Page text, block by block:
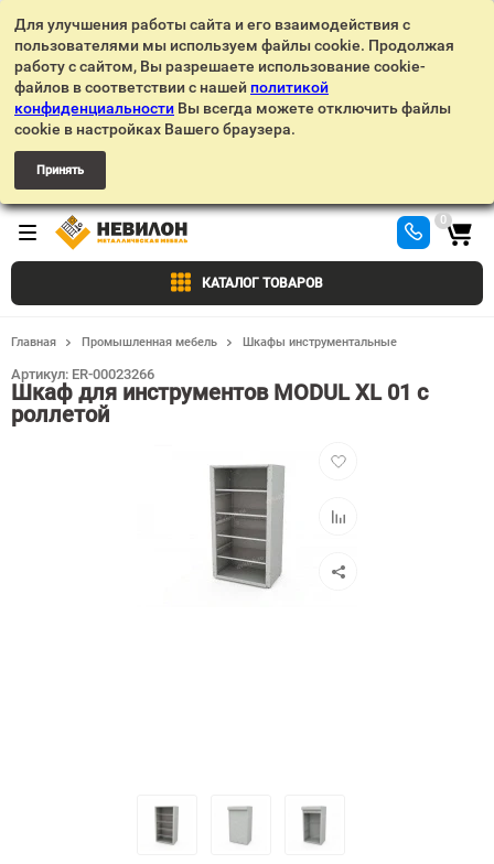
Для улучшения работы сайта и его взаимодействия с
пользователями мы используем файлы cookie. Продолжая
работу с сайтом, Вы разрешаете использование cookie-
файлов в соответствии с нашей политикой
конфиденциальности Вы всегда можете отключить файлы
cookie в настройках Вашего браузера.
Принять
КАТАЛОГ ТОВАРОВ
0
Главная Промышленная мебель Шкафы инструментальные
Шкаф для инструментов MODUL XL 01 с
роллетой
Артикул: ER-00023266
Добавить
Добавить